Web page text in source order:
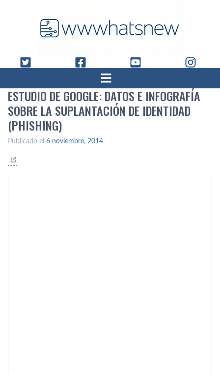
ESTUDIO DE GOOGLE: DATOS E INFOGRAFÍ­A
SOBRE LA SUPLANTACIÓN DE IDENTIDAD
(PHISHING)
Publicado el 6 noviembre, 2014